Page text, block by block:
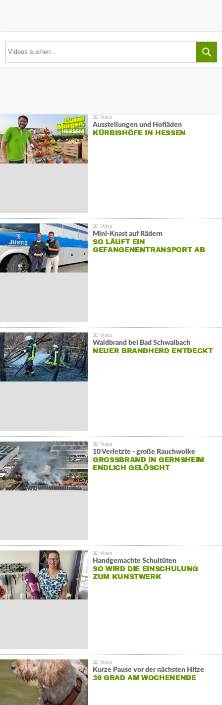
Ausstellungen und Hofläden
KÜRBISHÖFE IN HESSEN
Mini-Knast auf Rädern
SO LÄUFT EIN
GEFANGENENTRANSPORT AB
Waldbrand bei Bad Schwalbach
NEUER BRANDHERD ENTDECKT
10 Verletzte - große Rauchwolke
GROSSBRAND IN GERNSHEIM E
NDLICH GELÖSCHT
Handgemachte Schultüten
SO WIRD DIE EINSCHULUNG
ZUM KUNSTWERK
Kurze Pause vor der nächsten Hitze
36 GRAD AM WOCHENENDE